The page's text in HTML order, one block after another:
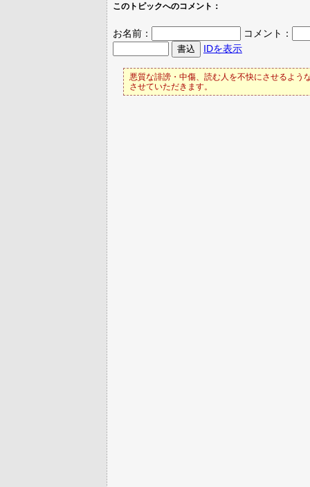
このトピックへのコメント：
お名前：
コメント：
IDを表示
悪質な誹謗・中傷、読む人を不快にさせるよう
させていただきます。